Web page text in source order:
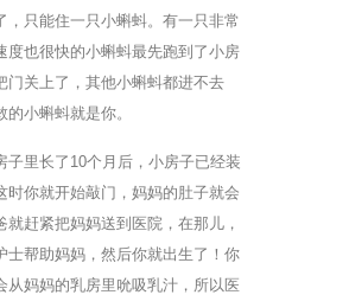
，只能住一只小蝌蚪。有一只非常
度也很快的小蝌蚪最先跑到了小房
门关上了，其他小蝌蚪都进不去
的小蝌蚪就是你。
子里长了10个月后，小房子已经装
时你就开始敲门，妈妈的肚子就会
就赶紧把妈妈送到医院，在那儿，
士帮助妈妈，然后你就出生了！你
从妈妈的乳房里吮吸乳汁，所以医